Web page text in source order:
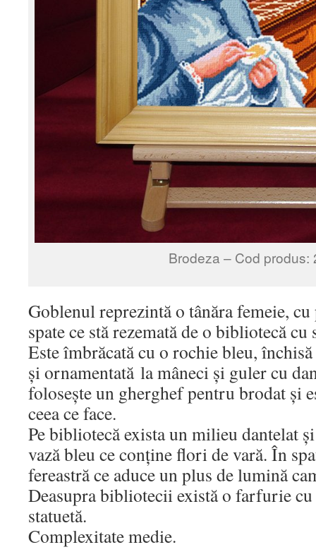
Brodeza – Cod produs:
Goblenul reprezintă o tânăra femeie,
spate ce stă rezemată de o bibliotecă
Este îmbrăcată cu o rochie bleu,
și ornamentată la mâneci și guler cu
folosește un gherghef pentru brodat și
ceea ce face.
Pe bibliotecă exista un milieu dantelat
vază bleu ce conține flori de vară. În
fereastră ce aduce un plus de lumină
Deasupra bibliotecii există o farfurie
statuetă.
Complexitate medie.